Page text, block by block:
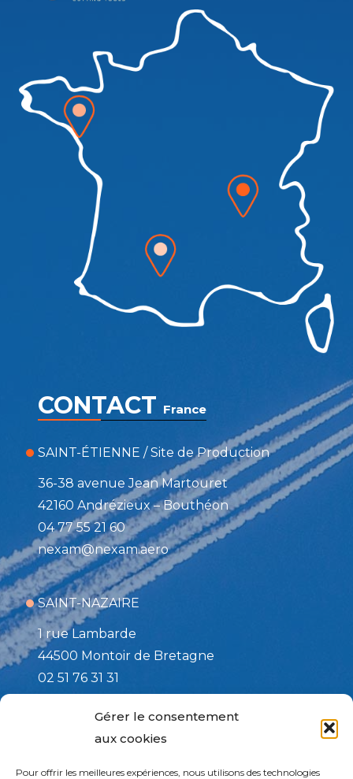
Gérer le consentement
aux cookies
Pour offrir les meilleures expériences, nous utilisons des technologies
CONTACT France
SAINT-ÉTIENNE / Site de Production
36-38 avenue Jean Martouret
42160 Andrézieux – Bouthéon
04 77 55 21 60
nexam@nexam.aero
SAINT-NAZAIRE
1 rue Lambarde
44500 Montoir de Bretagne
02 51 76 31 31